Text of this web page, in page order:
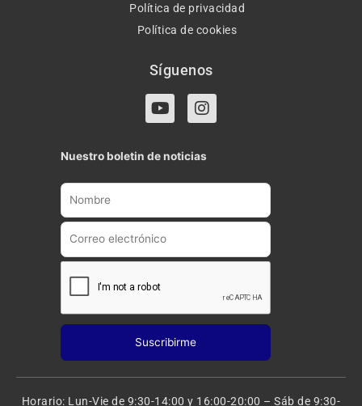
Política de privacidad
Política de cookies
Síguenos
Y
o
t
u
b
I
n
t
a
g
a
Nuestro boletin de noticias
Horario: Lun-Vie de 9:30-14:00 y 16:00-20:00 – Sáb de 9:30-